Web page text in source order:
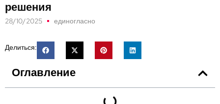
решения
28/10/2025 единогласно
Делиться:
Оглавление